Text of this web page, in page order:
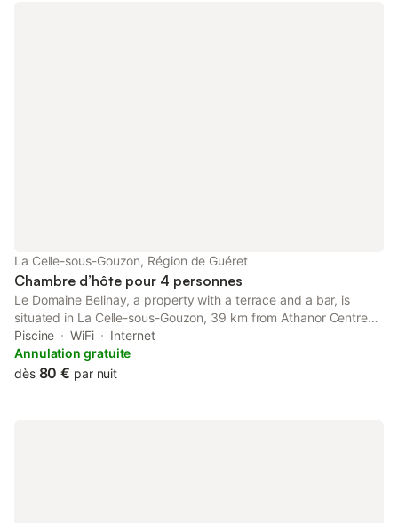
La Celle-sous-Gouzon, Région de Guéret
Chambre d’hôte pour 4 personnes
Le Domaine Belinay, a property with a terrace and a bar, is
situated in La Celle-sous-Gouzon, 39 km from Athanor Centre
de Congrès, 200 metres from National Golf, as well as 44 km
from Sainte-Agathe Golf Course.
Piscine WiFi
Internet
Annulation gratuite
dès 80 € par nuit